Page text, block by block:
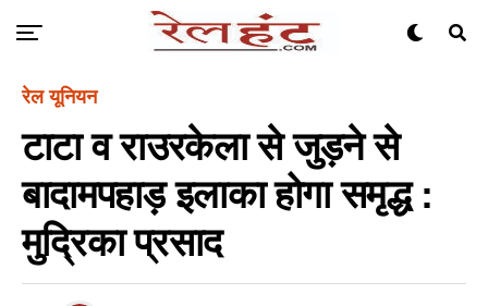
रेल यूनियन
टाटा व राउरकेला से जुड़ने से
बादामपहाड़ इलाका होगा समृद्ध :
मुद्रिका प्रसाद